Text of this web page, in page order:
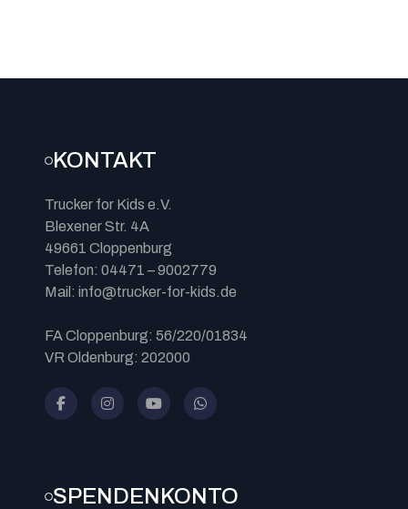
KONTAKT
Trucker for Kids e.V.
Blexener Str. 4A
49661 Cloppenburg
Telefon: 04471 – 9002779
Mail: info@trucker-for-kids.de
FA Cloppenburg: 56/220/01834
VR Oldenburg: 202000
SPENDENKONTO